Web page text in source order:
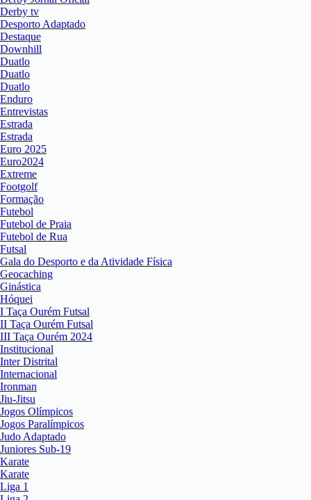
Derby tv
Desporto Adaptado
Destaque
Downhill
Duatlo
Duatlo
Duatlo
Enduro
Entrevistas
Estrada
Estrada
Euro 2025
Euro2024
Extreme
Footgolf
Formação
Futebol
Futebol de Praia
Futebol de Rua
Futsal
Gala do Desporto e da Atividade Física
Geocaching
Ginástica
Hóquei
I Taça Ourém Futsal
II Taça Ourém Futsal
III Taça Ourém 2024
Institucional
Inter Distrital
Internacional
Ironman
Jiu-Jitsu
Jogos Olímpicos
Jogos Paralímpicos
Judo Adaptado
Juniores Sub-19
Karate
Karate
Liga 1